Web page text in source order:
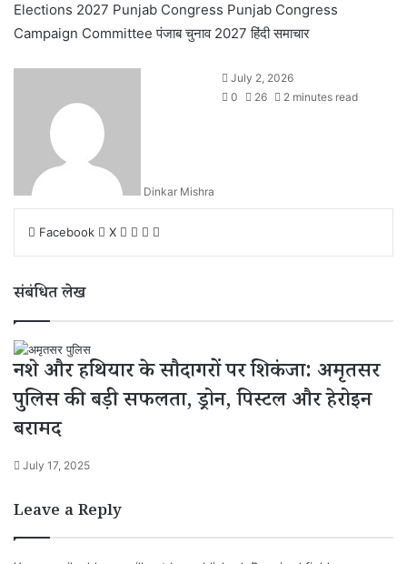
Elections 2027 Punjab Congress Punjab Congress
Campaign Committee पंजाब चुनाव 2027 हिंदी समाचार
Dinkar Mishra
July 2, 2026
0
26 2 minutes read
Facebook X
L
n
W
p
S
a
m
संबंधित लेख
नशे और हथियार के सौदागरों पर शिकंजा: अमृतसर
पुलिस की बड़ी सफलता, ड्रोन, पिस्टल और हेरोइन
बरामद
July 17, 2025
Leave a Reply